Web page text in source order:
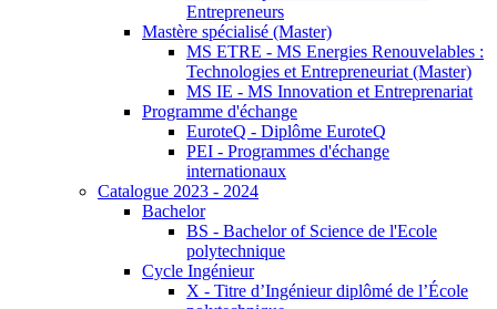
Entrepreneurs
Mastère spécialisé (Master)
MS ETRE - MS Energies Renouvelables :
Technologies et Entrepreneuriat (Master)
MS IE - MS Innovation et Entreprenariat
Programme d'échange
EuroteQ - Diplôme EuroteQ
PEI - Programmes d'échange
internationaux
Catalogue 2023 - 2024
Bachelor
BS - Bachelor of Science de l'Ecole
polytechnique
Cycle Ingénieur
X - Titre d’Ingénieur diplômé de l’École